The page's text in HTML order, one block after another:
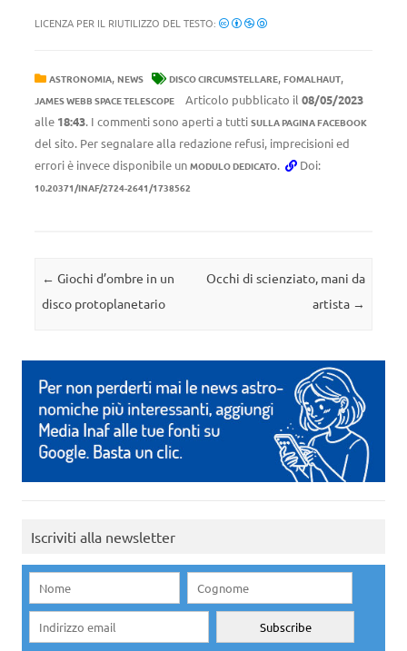
LICENZA PER IL RIUTILIZZO DEL TESTO:
ASTRONOMIA, NEWS DISCO CIRCUMSTELLARE, FOMALHAUT,
JAMES WEBB SPACE TELESCOPE Articolo pubblicato il 08/05/2023
alle 18:43. I commenti sono aperti a tutti SULLA PAGINA FACEBOOK
del sito. Per segnalare alla redazione refusi, imprecisioni ed
errori è invece disponibile un MODULO DEDICATO. Doi:
10.20371/INAF/2724-2641/1738562
Navigazione articolo
← Giochi d’ombre in un
disco protoplanetario
Occhi di scienziato, mani da
artista →
Iscriviti alla newsletter